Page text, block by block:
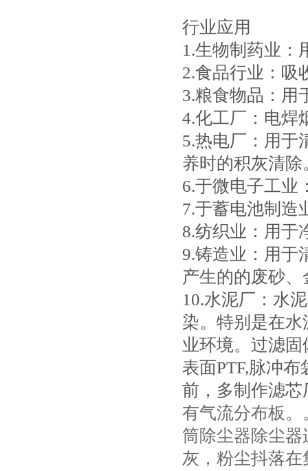
行业应用
1.生物制药业：
2.食品行业：吸
3.粮食物品：用
4.化工厂：电焊
5.热电厂：用于
养时的积灰清除
6.于微电子工业
7.于蓄电池制造
8.纺织业：用于
9.铸造业：用于
产生的的废砂
10.水泥厂：水
染。特别是在
业环境。过滤固
表面PTF,脉冲
前，多制作滤
有气流分布板
筒除尘器除尘
灰，粉尘抖落